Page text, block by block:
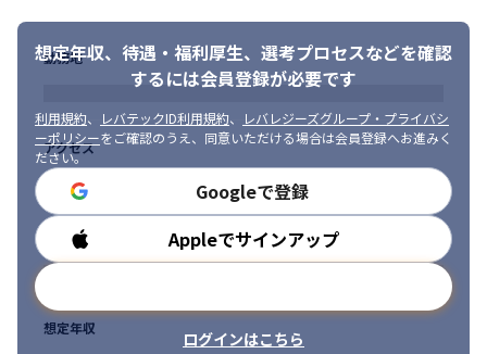
想定年収、待遇・福利厚生、 選考プロセスなどを確認
するには会員登録が必要です
利用規約、 レバテックID利用規約、
レバレジーズグループ・プライバシ
ーポリシーをご確認のうえ、同意いただける場合は会員登録へお進みく
ださい。
Googleで登録
Appleでサインアップ
ログインはこちら
勤務地
アクセス
勤務時間
想定年収